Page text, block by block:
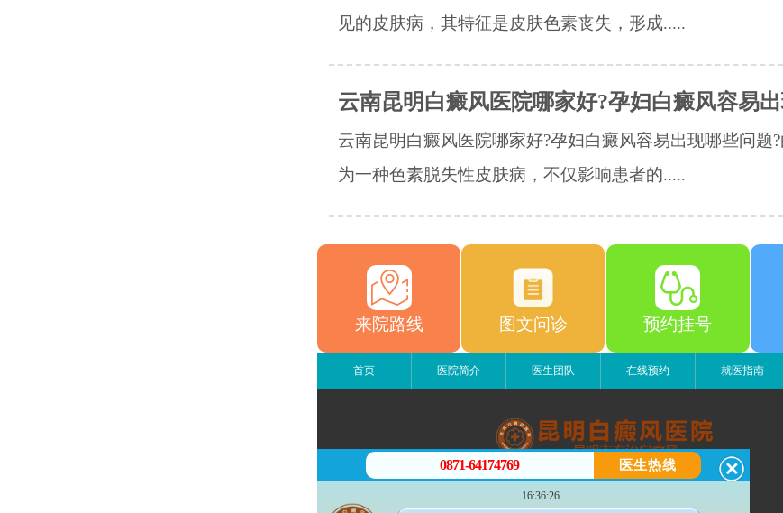
见的皮肤病，其特征是皮肤色素丧失，形成.....
云南昆明白癜风医院哪家好?孕妇白癜风容易
云南昆明白癜风医院哪家好?孕妇白癜风容易出现哪些问题
为一种色素脱失性皮肤病，不仅影响患者的.....
来院路线 图文问诊 预约挂号
首页 医院简介 医生团队 在线预约 就医指南
昆明白癜风医院
昆明市五华区护国路2号
0871-64174769 医生热线
16:36:26